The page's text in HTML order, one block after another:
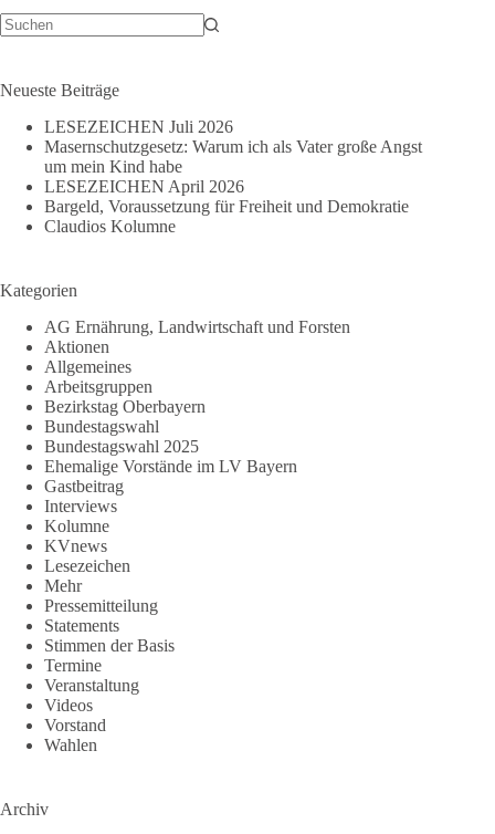
Neueste Beiträge
LESEZEICHEN Juli 2026
Masernschutzgesetz: Warum ich als Vater große Angst
um mein Kind habe
LESEZEICHEN April 2026
Bargeld, Voraussetzung für Freiheit und Demokratie
Claudios Kolumne
Kategorien
AG Ernährung, Landwirtschaft und Forsten
Aktionen
Allgemeines
Arbeitsgruppen
Bezirkstag Oberbayern
Bundestagswahl
Bundestagswahl 2025
Ehemalige Vorstände im LV Bayern
Gastbeitrag
Interviews
Kolumne
KVnews
Lesezeichen
Mehr
Pressemitteilung
Statements
Stimmen der Basis
Termine
Veranstaltung
Videos
Vorstand
Wahlen
Archiv